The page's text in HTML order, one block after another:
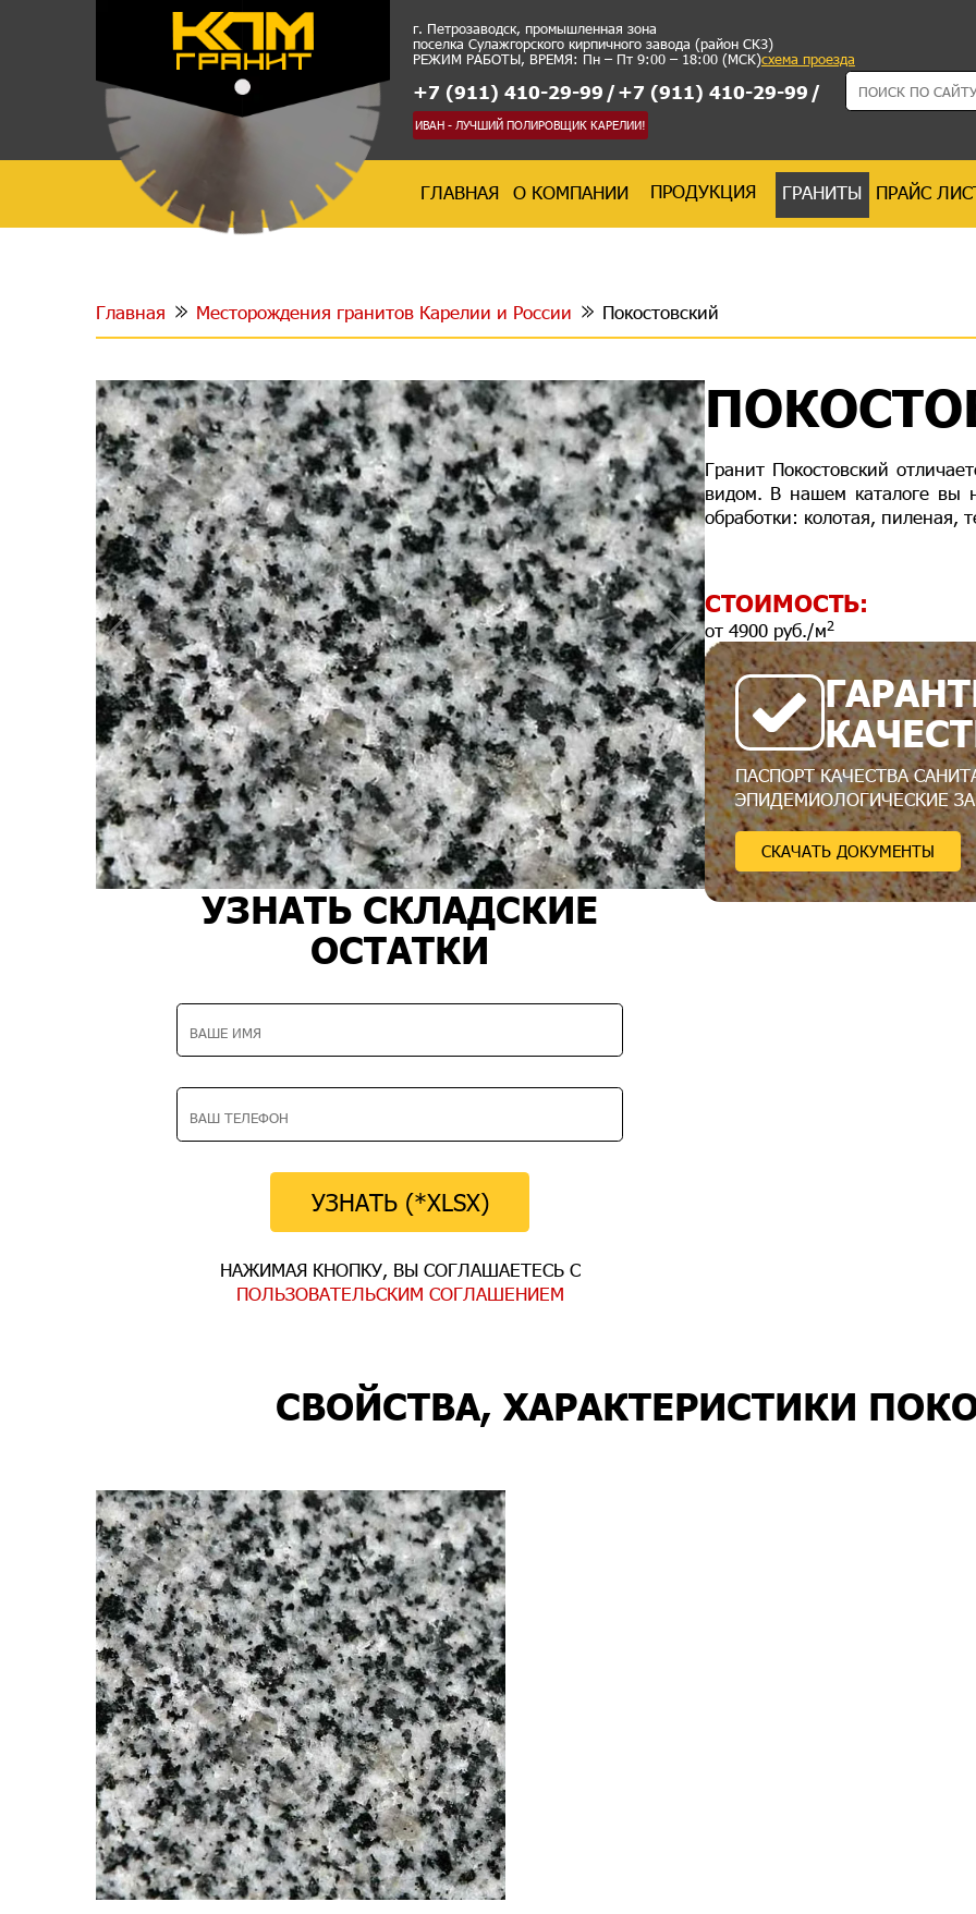
г. Петрозаводск, промышленная зона
поселка Сулажгорского кирпичного завода (район СКЗ)
РЕЖИМ РАБОТЫ, ВРЕМЯ: Пн – Пт 9:00 – 18:00 (МСК)схема проезда
+7 (911) 410-29-99 /+7 (911) 410-29-99 /
ИВАН - ЛУЧШИЙ ПОЛИРОВЩИК КАРЕЛИИ!
ГЛАВНАЯ О КОМПАНИИ ПРОДУКЦИЯ ГРАНИТЫ ПРАЙС
Главная Месторождения гранитов Карелии и России Покостовский
УЗНАТЬ СКЛАДСКИЕ
ОСТАТКИ
УЗНАТЬ (*XLSX)
НАЖИМАЯ КНОПКУ, ВЫ СОГЛАШАЕТЕСЬ С
ПОЛЬЗОВАТЕЛЬСКИМ СОГЛАШЕНИЕМ
Гранит Покостовский
видом. В нашем каталоге вы
обработки: колотая, пиленая,
СТОИМОСТЬ:
от 4900 руб./м2
ПАСПОРТ КАЧЕСТВА
ЭПИДЕМИОЛОГИЧЕСКИЕ
СКАЧАТЬ ДОКУМЕНТЫ
СВОЙСТВА, ХАРАКТЕРИСТИКИ